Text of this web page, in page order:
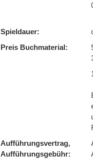
Spieldauer:
Preis Buchmaterial:
Aufführungsvertrag,
Aufführungsgebühr: